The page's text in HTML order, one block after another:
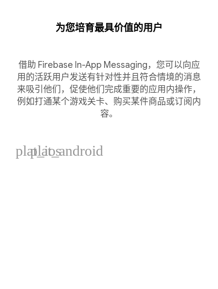
为您培育最具价值的用户
借助 Firebase In-App Messaging，您可以向应
用的活跃用户发送有针对性并且符合情境的消息
来吸引他们，促使他们完成重要的应用内操作，
例如打通某个游戏关卡、购买某件商品或订阅内
容。
plat_ios
plat_android